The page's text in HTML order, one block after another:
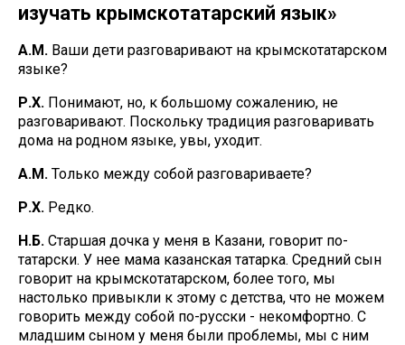
изучать крымскотатарский язык»
А.М. Ваши дети разговаривают на крымскотатарском
языке?
Р.Х. Понимают, но, к большому сожалению, не
разговаривают. Поскольку традиция разговаривать
дома на родном языке, увы, уходит.
А.М. Только между собой разговариваете?
Р.Х. Редко.
Н.Б. Старшая дочка у меня в Казани, говорит по-
татарски. У нее мама казанская татарка. Средний сын
говорит на крымскотатарском, более того, мы
настолько привыкли к этому с детства, что не можем
говорить между собой по-русски - некомфортно. С
младшим сыном у меня были проблемы, мы с ним